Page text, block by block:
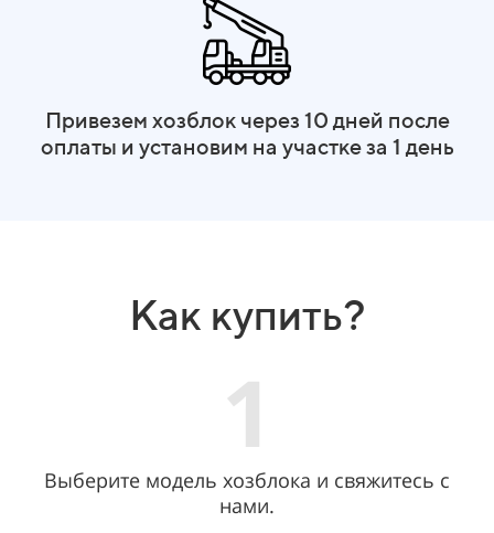
Привезем хозблок через 10 дней после
оплаты и установим на участке за 1 день
Как купить?
1
Выберите модель хозблока и свяжитесь с
нами.